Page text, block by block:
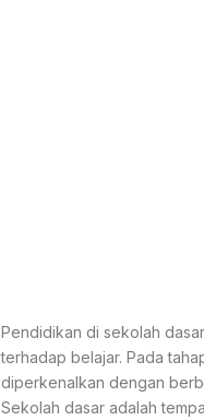
Pendidikan di sekolah
terhadap belajar. Pada
diperkenalkan dengan
Sekolah dasar adalah